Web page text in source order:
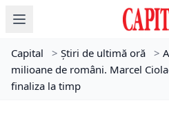
Capital > Știri de ultimă oră >
milioane de români. Marcel
finaliza la timp